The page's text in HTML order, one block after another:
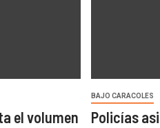
el volumen
BAJO CARACOLES
Policías